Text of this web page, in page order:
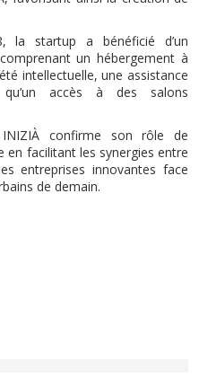
la startup a bénéficié d’un
un hébergement à
intellectuelle, une assistance
accès à des salons
confirme son rôle de
en facilitant les synergies entre
entreprises innovantes face
de demain.